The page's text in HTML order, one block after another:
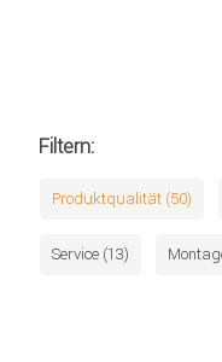
Filtern:
Produktqualität (50)
Service (13)